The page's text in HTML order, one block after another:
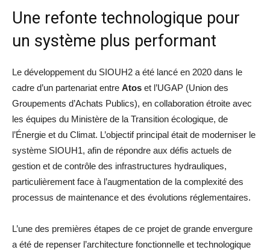
Une refonte technologique pour
un système plus performant
Le développement du SIOUH2 a été lancé en 2020 dans le
cadre d’un partenariat entre Atos et l’UGAP (Union des
Groupements d’Achats Publics), en collaboration étroite avec
les équipes du Ministère de la Transition écologique, de
l’Énergie et du Climat. L’objectif principal était de moderniser le
système SIOUH1, afin de répondre aux défis actuels de
gestion et de contrôle des infrastructures hydrauliques,
particulièrement face à l’augmentation de la complexité des
processus de maintenance et des évolutions réglementaires.
L’une des premières étapes de ce projet de grande envergure
a été de repenser l’architecture fonctionnelle et technologique